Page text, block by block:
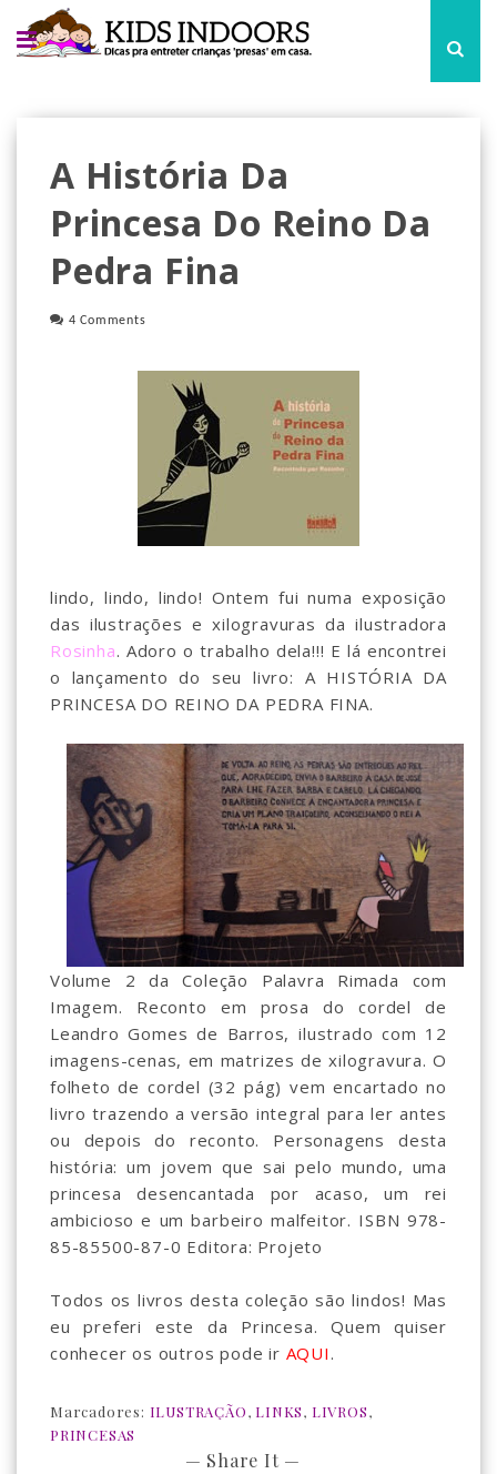
A História Da
Princesa Do Reino Da
Pedra Fina
4 Comments
lindo, lindo, lindo! Ontem fui numa exposição
das ilustrações e xilogravuras da ilustradora
Rosinha. Adoro o trabalho dela!!! E lá encontrei
o lançamento do seu livro: A HISTÓRIA DA
PRINCESA DO REINO DA PEDRA FINA.
Volume 2 da Coleção Palavra Rimada com
Imagem. Reconto em prosa do cordel de
Leandro Gomes de Barros, ilustrado com 12
imagens-cenas, em matrizes de xilogravura. O
folheto de cordel (32 pág) vem encartado no
livro trazendo a versão integral para ler antes
ou depois do reconto. Personagens desta
história: um jovem que sai pelo mundo, uma
princesa desencantada por acaso, um rei
ambicioso e um barbeiro malfeitor. ISBN 978-
85-85500-87-0 Editora: Projeto
Todos os livros desta coleção são lindos! Mas
eu preferi este da Princesa. Quem quiser
conhecer os outros pode ir AQUI.
Marcadores: ILUSTRAÇÃO, LINKS, LIVROS,
PRINCESAS
— Share It —